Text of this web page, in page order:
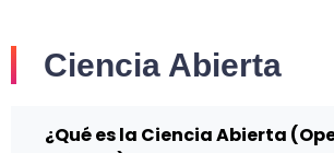
Ciencia Abierta
¿Qué es la Ciencia Abierta